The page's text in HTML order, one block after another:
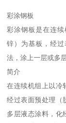
彩涂钢板
彩涂钢板是在连
锌）为基板，经
法，涂上一层或多
简介
在连续机组上以冷
经过表面预处理（
多层液态涂料，化